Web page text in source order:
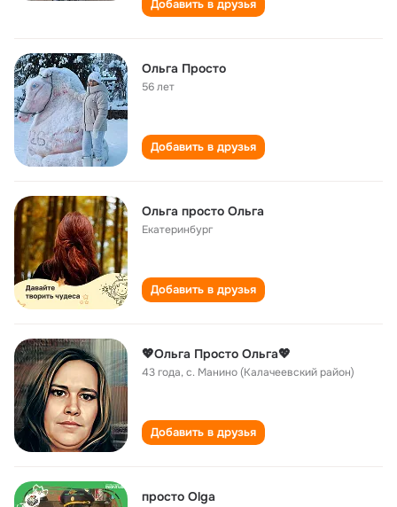
Добавить в друзья
Ольга Просто
56 лет
Добавить в друзья
Ольга просто Ольга
Екатеринбург
Добавить в друзья
💖Ольга Просто Ольга💖
43 года,с. Манино (Калачеевский район)
Добавить в друзья
просто Olga